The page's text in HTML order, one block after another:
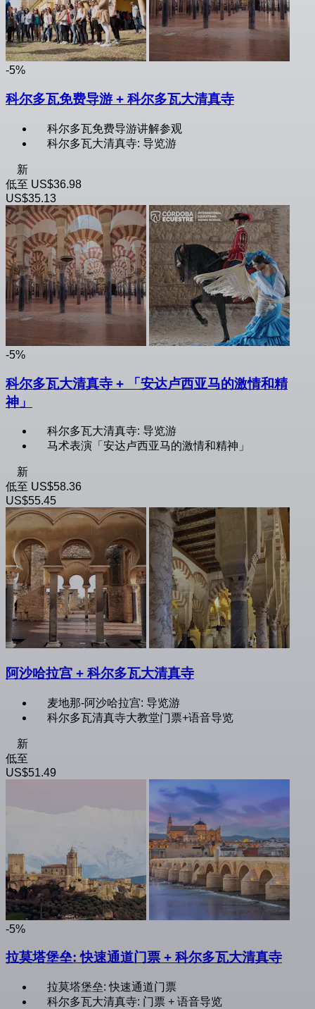
-5%
科尔多瓦免费导游 + 科尔多瓦大清真寺
科尔多瓦免费导游讲解参观
科尔多瓦大清真寺: 导览游
新
低至 US$36.98
US$35.13
-5%
科尔多瓦大清真寺 + 「安达卢西亚马的激情和精
神」
科尔多瓦大清真寺: 导览游
马术表演「安达卢西亚马的激情和精神」
新
低至 US$58.36
US$55.45
阿沙哈拉宫 + 科尔多瓦大清真寺
麦地那-阿沙哈拉宫: 导览游
科尔多瓦清真寺大教堂门票+语音导览
新
低至
US$51.49
-5%
拉莫塔堡垒: 快速通道门票 + 科尔多瓦大清真寺
拉莫塔堡垒: 快速通道门票
科尔多瓦大清真寺: 门票 + 语音导览